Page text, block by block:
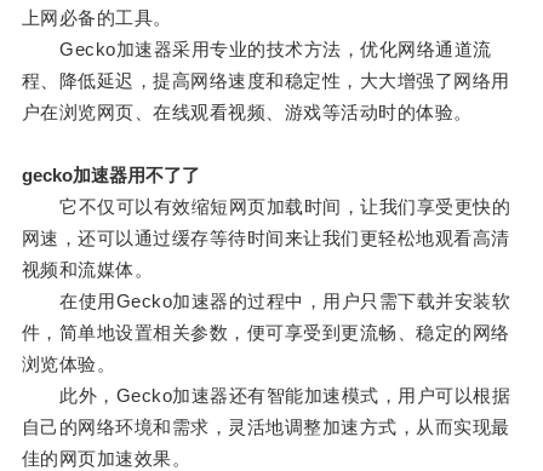
上网必备的工具。
Gecko加速器采用专业的技术方法，优化网络通道流
程、降低延迟，提高网络速度和稳定性，大大增强了网络用
户在浏览网页、在线观看视频、游戏等活动时的体验。
gecko加速器用不了了
它不仅可以有效缩短网页加载时间，让我们享受更快的
网速，还可以通过缓存等待时间来让我们更轻松地观看高清
视频和流媒体。
在使用Gecko加速器的过程中，用户只需下载并安装软
件，简单地设置相关参数，便可享受到更流畅、稳定的网络
浏览体验。
此外，Gecko加速器还有智能加速模式，用户可以根据
自己的网络环境和需求，灵活地调整加速方式，从而实现最
佳的网页加速效果。